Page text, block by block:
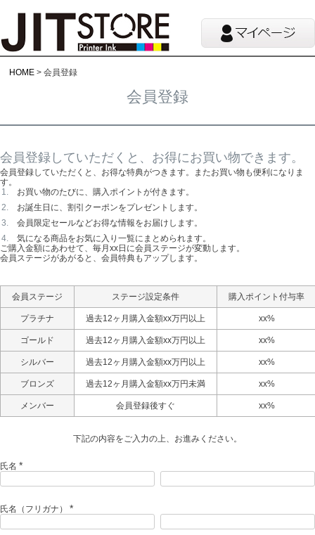
HOME 会員登録
会員登録
会員登録していただくと、お得にお買い物できます。
会員登録していただくと、お得な特典がつきます。またお買い物も便利になりま
す。
お買い物のたびに、購入ポイントが付きます。
お誕生日に、割引クーポンをプレゼントします。
会員限定セールなどお得な情報をお届けします。
気になる商品をお気に入り一覧にまとめられます。
ご購入金額にあわせて、毎月xx日に会員ステージが変動します。
会員ステージがあがると、会員特典もアップします。
会員ステージ ステージ設定条件 購入ポイント付与率
プラチナ 過去12ヶ月購入金額xx万円以上 xx%
ゴールド 過去12ヶ月購入金額xx万円以上 xx%
シルバー 過去12ヶ月購入金額xx万円以上 xx%
ブロンズ 過去12ヶ月購入金額xx万円未満 xx%
メンバー 会員登録後すぐ xx%
下記の内容をご入力の上、お進みください。
氏名
必
氏名（フリガナ）
必